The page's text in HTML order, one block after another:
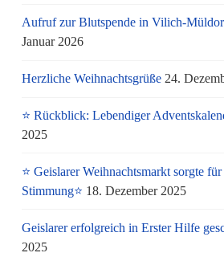
Aufruf zur Blutspende in Vilich-
Januar 2026
Herzliche Weihnachtsgrüße 24.
⭐ Rückblick: Lebendiger
2025
⭐ Geislarer Weihnachtsmarkt sorgte
Stimmung⭐ 18. Dezember 2025
Geislarer erfolgreich in Erster Hilfe
2025